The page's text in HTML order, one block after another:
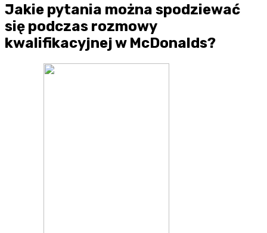
Jakie pytania można spodziewać
się podczas rozmowy
kwalifikacyjnej w McDonalds?